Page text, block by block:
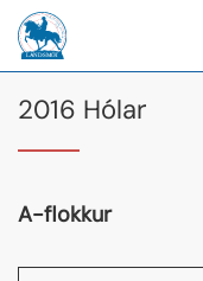
2016 Hólar
A-flokkur